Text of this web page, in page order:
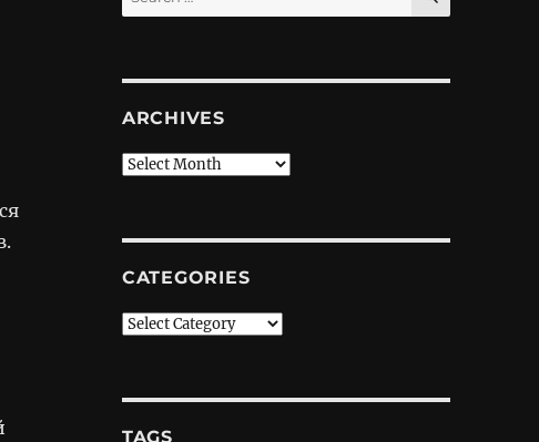
for:
ARCHIVES
Archives
CATEGORIES
Categories
TAGS